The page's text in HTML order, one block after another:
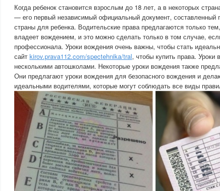
Когда ребенок становится взрослым до 18 лет, а в некоторых
— его первый независимый официальный документ, составленный
страны для ребенка. Водительские права предлагаются только
владеет вождением, и это можно сделать только в том случае,
профессионала. Уроки вождения очень важны, чтобы стать
сайт kirov.prava112.com/spectehnika/tral, чтобы купить права. Уроки
несколькими автошколами. Некоторые уроки вождения также
Они предлагают уроки вождения для безопасного вождения и
идеальными водителями, которые могут соблюдать все виды